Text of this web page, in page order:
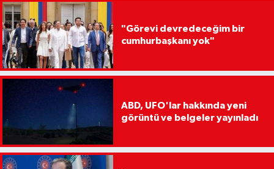
"Görevi devredeceğim bir
cumhurbaşkanı yok"
ABD, UFO'lar hakkında yeni
görüntü ve belgeler yayınladı